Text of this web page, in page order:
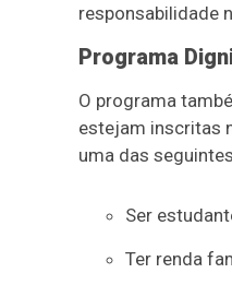
responsabilidade
Programa
O programa
estejam inscritas
uma das
Ser
Ter renda